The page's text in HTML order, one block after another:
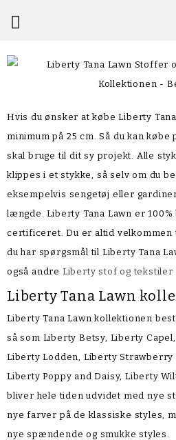

Hvis du ønsker at købe Liberty
minimum på 25 cm. Så du kan
skal bruge til dit sy projekt. Alle
klippes i et stykke, så selv om du
eksempelvis sengetøj eller
længde. Liberty Tana Lawn er 100%
certificeret. Du er altid velkommen
du har spørgsmål til Liberty Tana
også andre Liberty stof og tekstiler
Liberty Tana Lawn
Liberty Tana Lawn kollektionen
så som Liberty Betsy, Liberty
Liberty Lodden, Liberty Strawberry
Liberty Poppy and Daisy, Liberty
bliver hele tiden udvidet med nye
nye farver på de klassiske styles,
nye spændende og smukke styles.